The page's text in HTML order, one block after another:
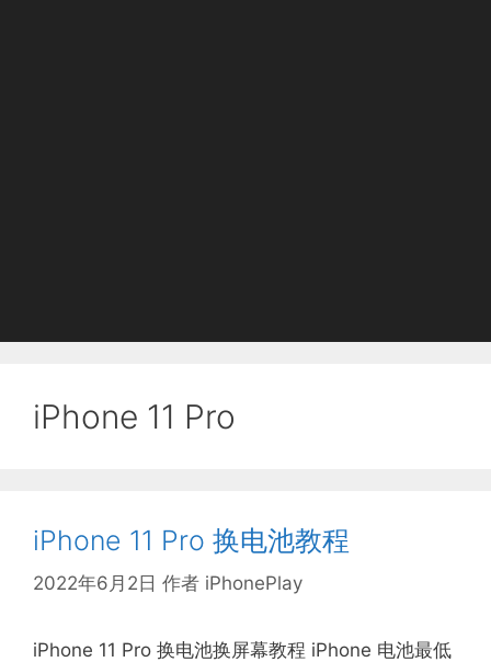
iPhone 11 Pro
iPhone 11 Pro 换电池教程
2022年6月2日 作者 iPhonePlay
iPhone 11 Pro 换电池换屏幕教程 iPhone 电池最低